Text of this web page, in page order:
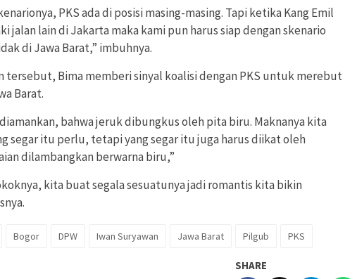
PKS ada di posisi masing-masing. Tapi ketika Kang Emil
jalan lain di Jakarta maka kami pun harus siap dengan skenario
di Jawa Barat,” imbuhnya.
tersebut, Bima memberi sinyal koalisi dengan PKS untuk merebut
Barat.
diamankan, bahwa jeruk dibungkus oleh pita biru. Maknanya kita
segar itu perlu, tetapi yang segar itu juga harus diikat oleh
dilambangkan berwarna biru,”
kita buat segala sesuatunya jadi romantis kita bikin
Bogor DPW Iwan Suryawan Jawa Barat Pilgub PKS
SHARE